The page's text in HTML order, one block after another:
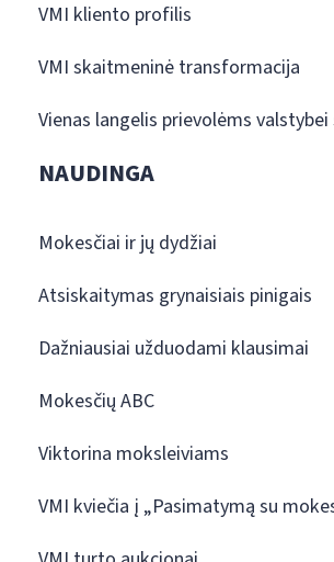
VMI kliento profilis
VMI skaitmeninė transformacija
Vienas langelis prievolėms
NAUDINGA
Mokesčiai ir jų dydžiai
Atsiskaitymas grynaisiais pinigais
Dažniausiai užduodami klausimai
Mokesčių ABC
Viktorina moksleiviams
VMI kviečia į „Pasimatymą su